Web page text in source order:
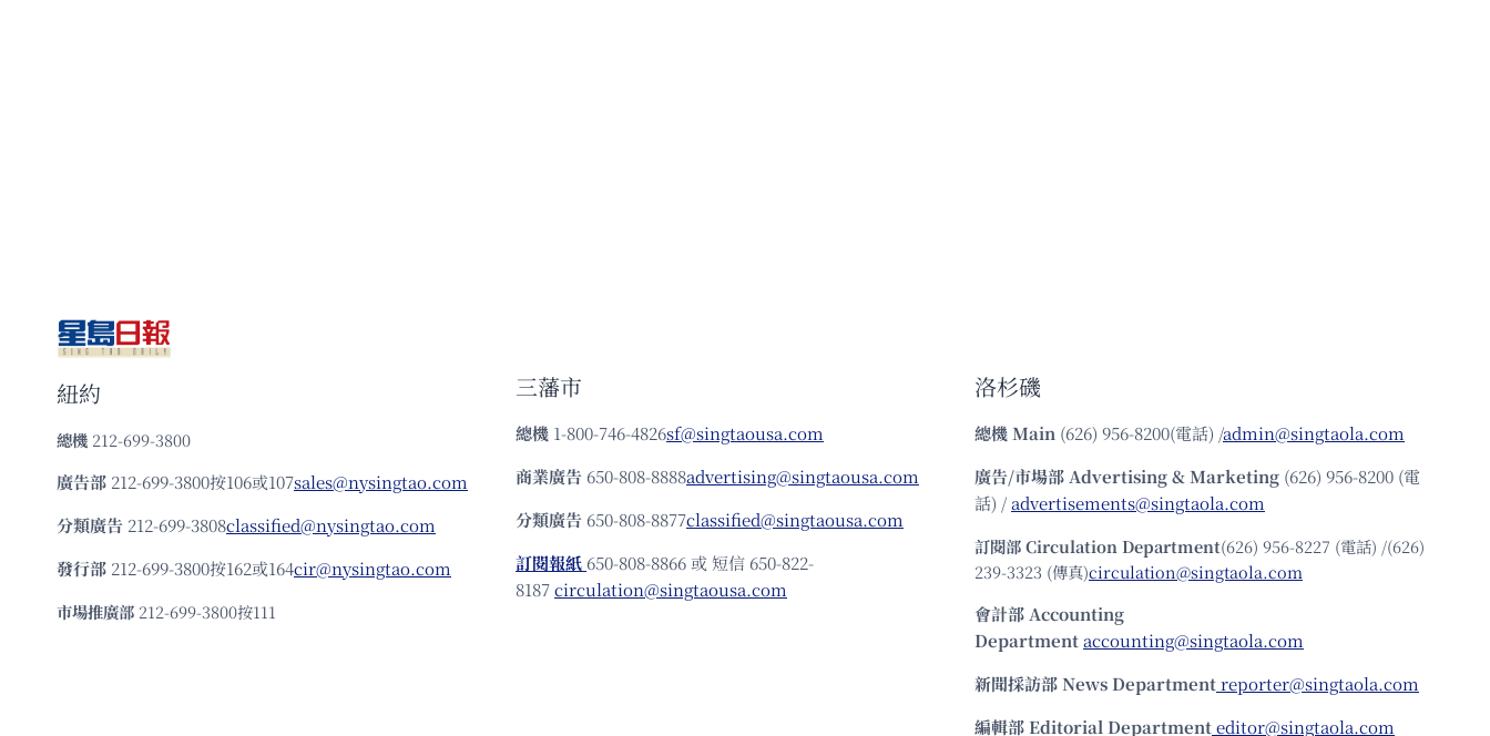
紐約
總機 212-699-3800
廣告部 212-699-3800按106或107sales@nysingtao.com
分類廣告 212-699-3808classified@nysingtao.com
發⾏部 212-699-3800按162或164cir@nysingtao.com
市場推廣部 212-699-3800按111
三藩市
總機 1-800-746-4826sf@singtaousa.com
商業廣告 650-808-8888advertising@singtaousa.com
分類廣告 650-808-8877classified@singtaousa.com
訂閱報紙 650-808-8866 或 短信 650-822-
8187circulation@singtaousa.com
洛杉磯
總機Main (626) 956-8200(電話) /admin@singtaola.com
廣告/市場部Advertising & Marketing (626) 956-8200 (電
話) /advertisements@singtaola.com
訂閱部 Circulation Department(626) 956-8227 (電話) /(626)
239-3323 (傳真)circulation@singtaola.com
會計部 Accounting
Departmentaccounting@singtaola.com
新聞採訪部 News Departmentreporter@singtaola.com
編輯部 Editorial Departmenteditor@singtaola.com